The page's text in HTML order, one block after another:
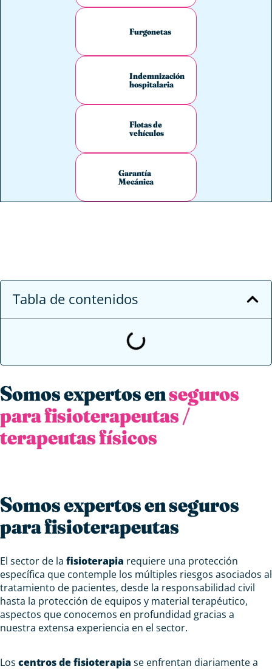
Furgonetas
Indemnización
hospitalaria
Flotas de
vehículos
Garantía
Mecánica
Tabla de contenidos
Somos expertos enseguros
para fisioterapeutas /
terapeutas físicos
Somos expertos en seguros
para fisioterapeutas
El sector de la fisioterapia requiere una protección
específica que contemple los múltiples riesgos asociados al
tratamiento de pacientes, desde la responsabilidad civil
hasta la protección de equipos y material terapéutico,
aspectos que conocemos en profundidad gracias a
nuestra extensa experiencia en el sector.
Los centros de fisioterapia se enfrentan diariamente a